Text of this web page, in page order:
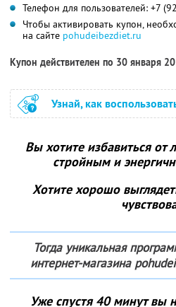
Телефон для пользователей: +7
Чтобы активировать купон,
на сайте pohudeibezdiet.ru
Купон действителен по 30 января
Узнай, как
Вы хотите избавиться от
стройным и
Хотите хорошо
Тогда уникальная
интернет-магазина
Уже спустя 40 минут вы